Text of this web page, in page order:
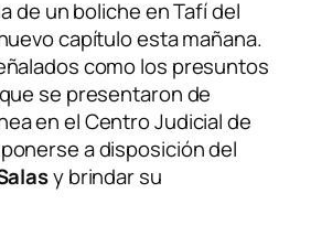
de un boliche en Tafí del
capítulo esta mañana.
como los presuntos
se presentaron de
en el Centro Judicial de
a disposición del
y brindar su